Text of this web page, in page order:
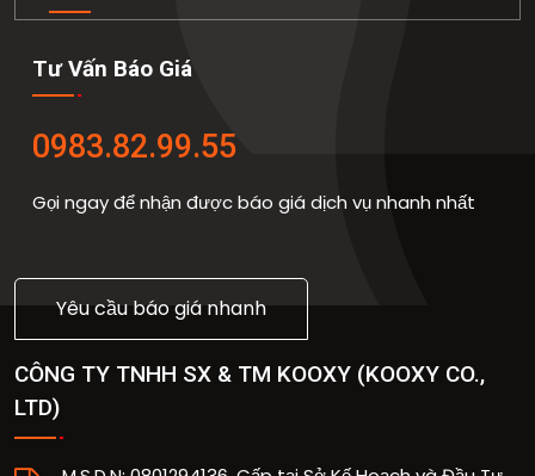
Tư Vấn Báo Giá
0983.82.99.55
Gọi ngay để nhận được báo giá dịch vụ nhanh nhất
Yêu cầu báo giá nhanh
CÔNG TY TNHH SX & TM KOOXY (KOOXY CO.,
LTD)